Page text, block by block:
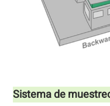
Sistema de